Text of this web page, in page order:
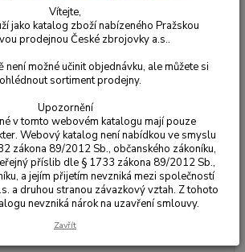
ORYX pro CZ 457
Vítejte,
jako katalog zboží nabízeného Pražskou
prodejnou České zbrojovky a.s..
není možné učinit objednávku, ale můžete si
sortiment prodejny.
Upozornění
v tomto webovém katalogu mají pouze
Webový katalog není nabídkou ve smyslu
zákona 89/2012 Sb., občanského zákoníku,
příslib dle § 1733 zákona 89/2012 Sb.,
a jejím přijetím nevzniká mezi společností
a druhou stranou závazkový vztah. Z tohoto
nevzniká nárok na uzavření smlouvy.
Zavřít